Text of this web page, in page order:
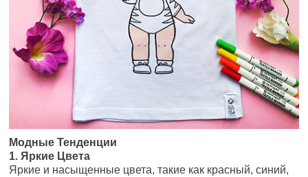
Модные Тенденции
1. Яркие Цвета
Яркие и насыщенные цвета, такие как красный, синий,